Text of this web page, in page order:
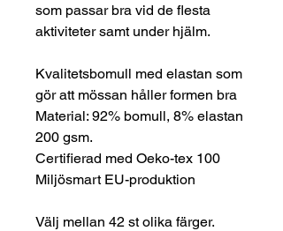
som passar bra vid de flesta
aktiviteter samt under hjälm.
Kvalitetsbomull med elastan som
gör att mössan håller formen bra
Material: 92% bomull, 8% elastan
200 gsm.
Certifierad med Oeko-tex 100
Miljösmart EU-produktion
Välj mellan 42 st olika färger.